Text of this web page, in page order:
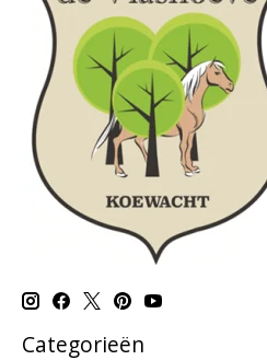
Categorieën